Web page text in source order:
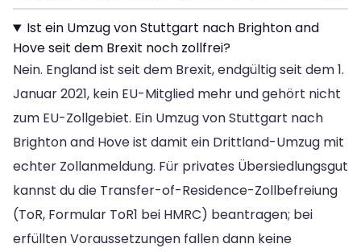
Ist ein Umzug von Stuttgart nach Brighton and
Hove seit dem Brexit noch zollfrei?
Nein. England ist seit dem Brexit, endgültig seit dem 1.
Januar 2021, kein EU-Mitglied mehr und gehört nicht
zum EU-Zollgebiet. Ein Umzug von Stuttgart nach
Brighton and Hove ist damit ein Drittland-Umzug mit
echter Zollanmeldung. Für privates Übersiedlungsgut
kannst du die Transfer-of-Residence-Zollbefreiung
(ToR, Formular ToR1 bei HMRC) beantragen; bei
erfüllten Voraussetzungen fallen dann keine